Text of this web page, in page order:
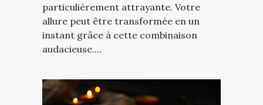
particulièrement attrayante. Votre
allure peut être transformée en un
instant grâce à cette combinaison
audacieuse....